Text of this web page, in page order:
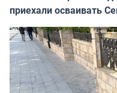
приехали осваивать